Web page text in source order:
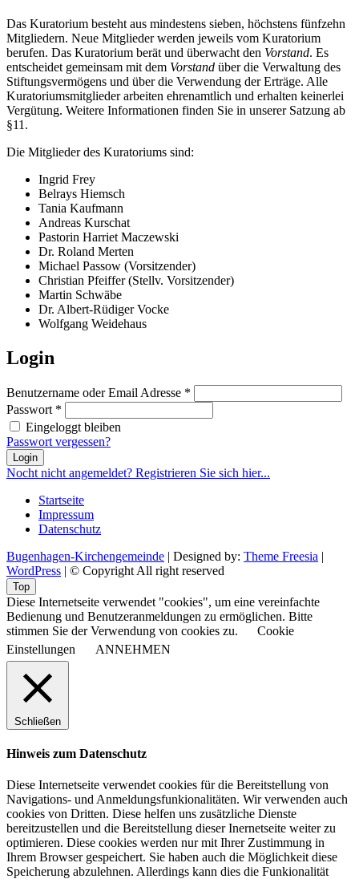
Das Kuratorium besteht aus mindestens sieben, höchstens fünfzehn
Mitgliedern. Neue Mitglieder werden jeweils vom Kuratorium
berufen. Das Kuratorium berät und überwacht den Vorstand. Es
entscheidet gemeinsam mit dem Vorstand über die Verwaltung des
Stiftungsvermögens und über die Verwendung der Erträge. Alle
Kuratoriumsmitglieder arbeiten ehrenamtlich und erhalten keinerlei
Vergütung. Weitere Informationen finden Sie in unserer Satzung ab
§11.
Die Mitglieder des Kuratoriums sind:
Ingrid Frey
Belrays Hiemsch
Tania Kaufmann
Andreas Kurschat
Pastorin Harriet Maczewski
Dr. Roland Merten
Michael Passow (Vorsitzender)
Christian Pfeiffer (Stellv. Vorsitzender)
Martin Schwäbe
Dr. Albert-Rüdiger Vocke
Wolfgang Weidehaus
Login
Benutzername oder Email Adresse *
Passwort *
Eingeloggt bleiben
Passwort vergessen?
Login
Nocht nicht angemeldet? Registrieren Sie sich hier...
Startseite
Impressum
Datenschutz
Bugenhagen-Kirchengemeinde | Designed by: Theme Freesia |
WordPress | © Copyright All right reserved
Top
Diese Internetseite verwendet "cookies", um eine vereinfachte
Bedienung und Benutzeranmeldungen zu ermöglichen. Bitte
stimmen Sie der Verwendung von cookies zu.
Cookie
Einstellungen
ANNEHMEN
Schließen
Hinweis zum Datenschutz
Diese Internetseite verwendet cookies für die Bereitstellung von
Navigations- und Anmeldungsfunkionalitäten. Wir verwenden auch
cookies von Dritten. Diese helfen uns zusätzliche Dienste
bereitzustellen und die Bereitstellung dieser Inernetseite weiter zu
optimieren. Diese cookies werden nur mit Ihrer Zustimmung in
Ihrem Browser gespeichert. Sie haben auch die Möglichkeit diese
Speicherung abzulehnen. Allerdings kann dies die Funkionalität